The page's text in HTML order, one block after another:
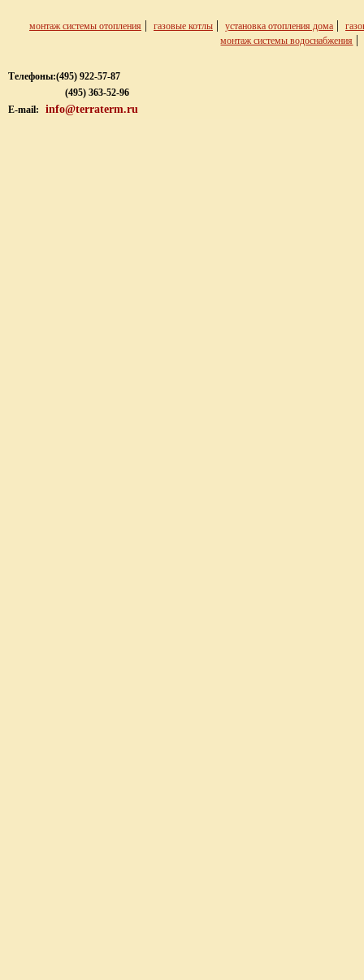
монтаж системы отопления | газовые котлы | установка отопления дома |
монтаж системы водоснабжения
Телефоны:(495) 922-57-87
(495) 363-52-96
E-mail:
info@terraterm.ru